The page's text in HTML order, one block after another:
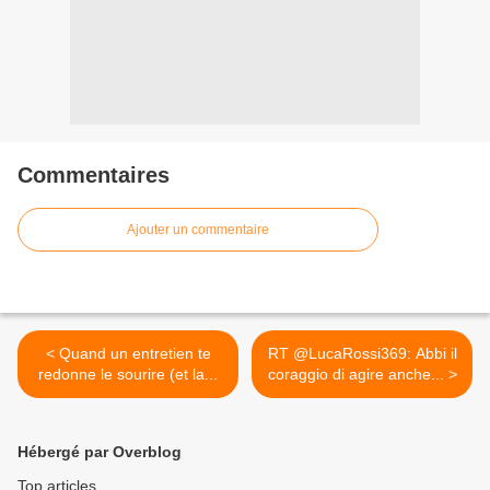
Commentaires
Ajouter un commentaire
< Quand un entretien te
redonne le sourire (et la...
RT @LucaRossi369: Abbi il
coraggio di agire anche... >
Hébergé par Overblog
Top articles